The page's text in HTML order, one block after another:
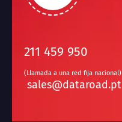
211 459 950
(Llamada a una red fija nacional)
sales@dataroad.pt